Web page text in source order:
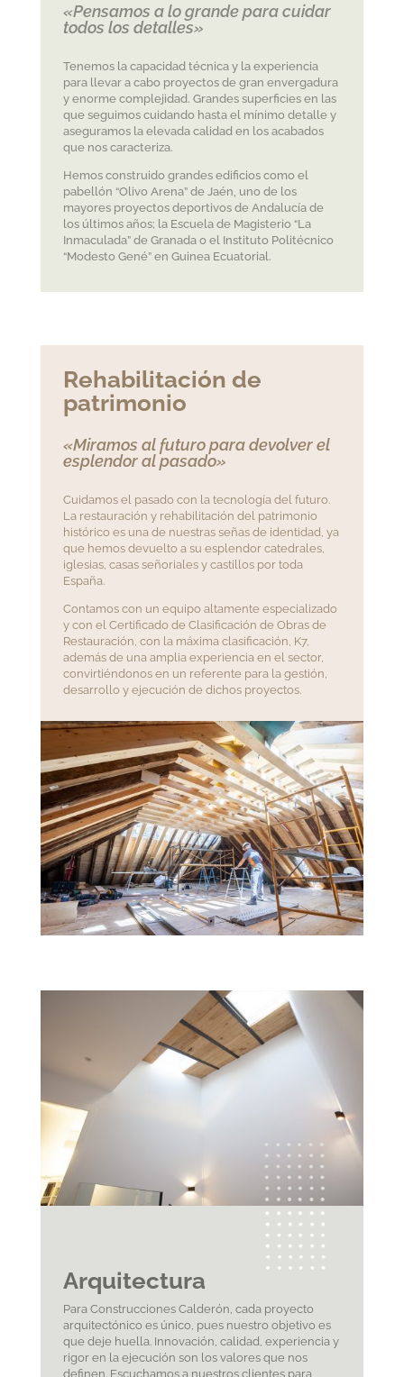
«Pensamos a lo grande para cuidar
todos los detalles»
Tenemos la capacidad técnica y la experiencia
para llevar a cabo proyectos de gran envergadura
y enorme complejidad. Grandes superficies en las
que seguimos cuidando hasta el mínimo detalle y
aseguramos la elevada calidad en los acabados
que nos caracteriza.
Hemos construido grandes edificios como el
pabellón “Olivo Arena” de Jaén, uno de los
mayores proyectos deportivos de Andalucía de
los últimos años; la Escuela de Magisterio “La
Inmaculada” de Granada o el Instituto Politécnico
“Modesto Gené” en Guinea Ecuatorial.
Rehabilitación de
patrimonio
«Miramos al futuro para devolver el
esplendor al pasado»
Cuidamos el pasado con la tecnología del futuro.
La restauración y rehabilitación del patrimonio
histórico es una de nuestras señas de identidad, ya
que hemos devuelto a su esplendor catedrales,
iglesias, casas señoriales y castillos por toda
España.
Contamos con un equipo altamente especializado
y con el Certificado de Clasificación de Obras de
Restauración, con la máxima clasificación, K7,
además de una amplia experiencia en el sector,
convirtiéndonos en un referente para la gestión,
desarrollo y ejecución de dichos proyectos.
Arquitectura
Para Construcciones Calderón, cada proyecto
arquitectónico es único, pues nuestro objetivo es
que deje huella. Innovación, calidad, experiencia y
rigor en la ejecución son los valores que nos
definen. Escuchamos a nuestros clientes para